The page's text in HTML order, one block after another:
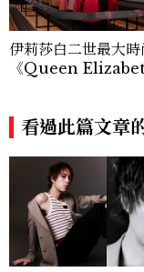
伊莉莎白二世最大
《Queen
加冕禮服一次看
看過此篇文章